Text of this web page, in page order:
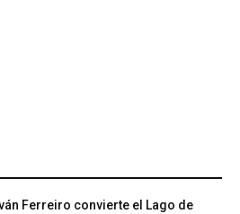
Ferreiro convierte el Lago de